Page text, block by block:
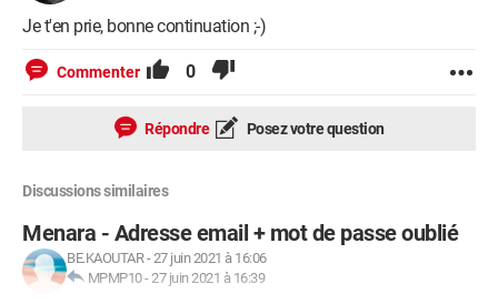
Je t'en prie, bonne continuation ;-)
Commenter 0
Répondre Posez votre question
Discussions similaires
Menara - Adresse email + mot de passe oublié
BE.KAOUTAR-27 juin 2021 à 16:06
MPMP10-27 juin 2021 à 16:39